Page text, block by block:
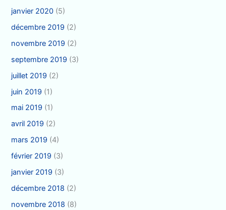
janvier 2020 (5)
décembre 2019 (2)
novembre 2019 (2)
septembre 2019 (3)
juillet 2019 (2)
juin 2019 (1)
mai 2019 (1)
avril 2019 (2)
mars 2019 (4)
février 2019 (3)
janvier 2019 (3)
décembre 2018 (2)
novembre 2018 (8)